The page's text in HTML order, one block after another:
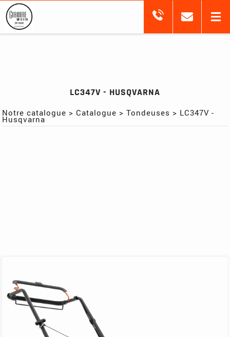
LC347V - HUSQVARNA
Notre catalogue >Catalogue >Tondeuses > LC347V -
Husqvarna